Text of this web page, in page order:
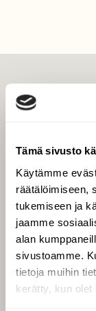
Tämä sivusto
Käytämme
räätälöimiseen,
tukemiseen ja
jaamme
alan
sivustoamme.
tietoja muihin
kerätty, kun olet